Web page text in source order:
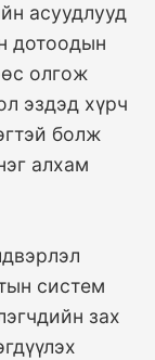
асуудлууд
дотоодын
олгож
эздэд хүрч
болж
алхам
систем
зах